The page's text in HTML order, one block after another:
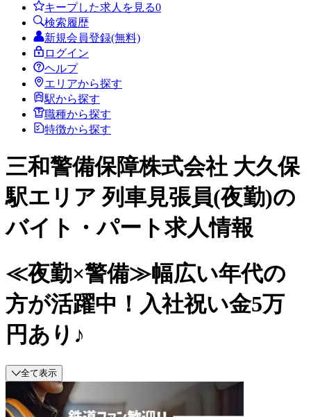
キープした求人を見る0
検索履歴
新規会員登録(無料)
ログイン
ヘルプ
エリアから探す
駅から探す
職種から探す
特徴から探す
三和警備保障株式会社 大久保
駅エリア 列車見張員(夜勤)の
バイト・パート求人情報
≪夜勤×警備≫幅広い年代の
方が活躍中！入社祝い金5万
円あり♪
全て表示